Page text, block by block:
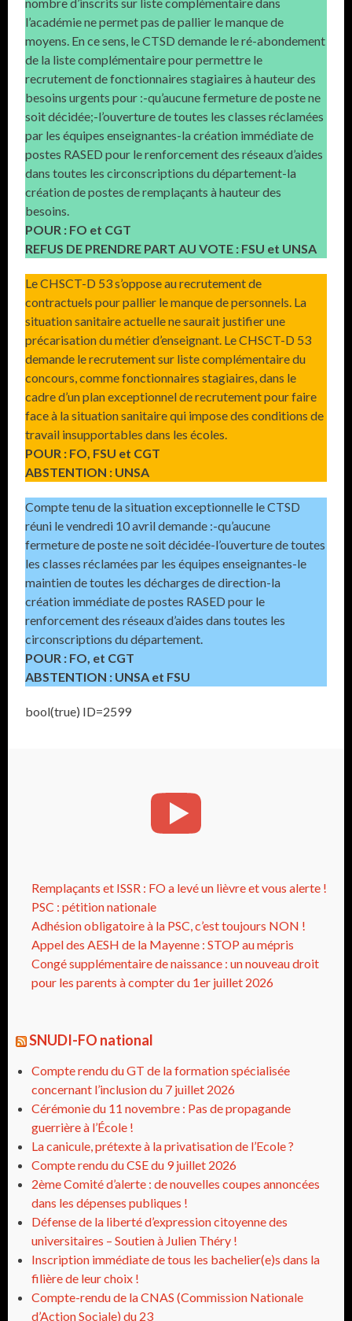
l’académie ne permet pas de pallier le manque de
moyens. En ce sens, le CTSD demande le ré-abondement
de la liste complémentaire pour permettre le
recrutement de fonctionnaires stagiaires à hauteur des
besoins urgents pour :-qu’aucune fermeture de poste ne
soit décidée;-l’ouverture de toutes les classes réclamées
par les équipes enseignantes-la création immédiate de
postes RASED pour le renforcement des réseaux d’aides
dans toutes les circonscriptions du département-la
création de postes de remplaçants à hauteur des
besoins.
POUR : FO et CGT
REFUS DE PRENDRE PART AU VOTE : FSU et UNSA
Le CHSCT-D 53 s’oppose au recrutement de
contractuels pour pallier le manque de personnels. La
situation sanitaire actuelle ne saurait justifier une
précarisation du métier d’enseignant. Le CHSCT-D 53
demande le recrutement sur liste complémentaire du
concours, comme fonctionnaires stagiaires, dans le
cadre d’un plan exceptionnel de recrutement pour faire
face à la situation sanitaire qui impose des conditions de
travail insupportables dans les écoles.
POUR : FO, FSU et CGT
ABSTENTION : UNSA
Compte tenu de la situation exceptionnelle le CTSD
réuni le vendredi 10 avril demande :-qu’aucune
fermeture de poste ne soit décidée-l’ouverture de toutes
les classes réclamées par les équipes enseignantes-le
maintien de toutes les décharges de direction-la
création immédiate de postes RASED pour le
renforcement des réseaux d’aides dans toutes les
circonscriptions du département.
POUR : FO, et CGT
ABSTENTION : UNSA et FSU
bool(true) ID=2599
Remplaçants et ISSR : FO a levé un lièvre et vous alerte !
PSC : pétition nationale
Adhésion obligatoire à la PSC, c’est toujours NON !
Appel des AESH de la Mayenne : STOP au mépris
Congé supplémentaire de naissance : un nouveau droit
pour les parents à compter du 1er juillet 2026
SNUDI-FO national
Compte rendu du GT de la formation spécialisée
concernant l’inclusion du 7 juillet 2026
Cérémonie du 11 novembre : Pas de propagande
guerrière à l’École !
La canicule, prétexte à la privatisation de l’Ecole ?
Compte rendu du CSE du 9 juillet 2026
2ème Comité d’alerte : de nouvelles coupes annoncées
dans les dépenses publiques !
Défense de la liberté d’expression citoyenne des
universitaires – Soutien à Julien Théry !
Inscription immédiate de tous les bachelier(e)s dans la
filière de leur choix !
Compte-rendu de la CNAS (Commission Nationale
d’Action Sociale) du 23